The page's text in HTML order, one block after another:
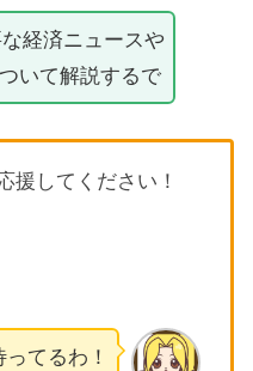
経済ニュースや
いて解説するで
援してください！
てるわ！